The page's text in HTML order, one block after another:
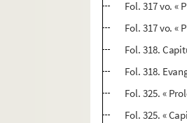
Fol. 317 vo. «
Fol. 317 vo. «
Fol. 318.
Fol. 318.
Fol. 325. «
Fol. 325. «